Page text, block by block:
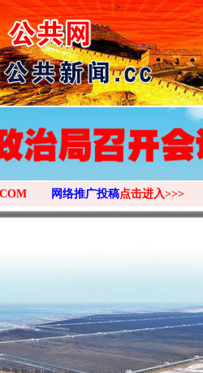
>
网络推广投稿点击进入>>>